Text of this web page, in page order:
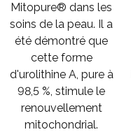
Mitopure® dans les
soins de la peau. Il a
été démontré que
cette forme
d'urolithine A, pure à
98,5 %, stimule le
renouvellement
mitochondrial.